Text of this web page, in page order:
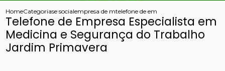
HomeCategoriase socialempresa de medicina do trabalho
telefone de empresa especialista em
Telefone de Empresa Especialista em
Medicina e Segurança do Trabalho
Jardim Primavera